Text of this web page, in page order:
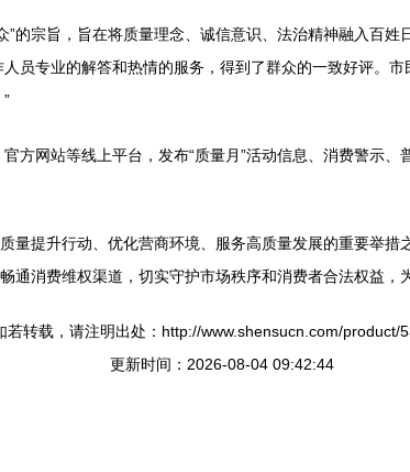
的宗旨，旨在将质量理念、诚信意识、法治精神融入百
员专业的解答和热情的服务，得到了群众的一致好评。
方网站等线上平台，发布“质量月”活动信息、消费警示、
量提升行动、优化营商环境、服务高质量发展的重要举
通消费维权渠道，切实守护市场秩序和消费者合法权益，
若转载，请注明出处：http://www.shensucn.com/product/
更新时间：2026-08-04 09:42:44